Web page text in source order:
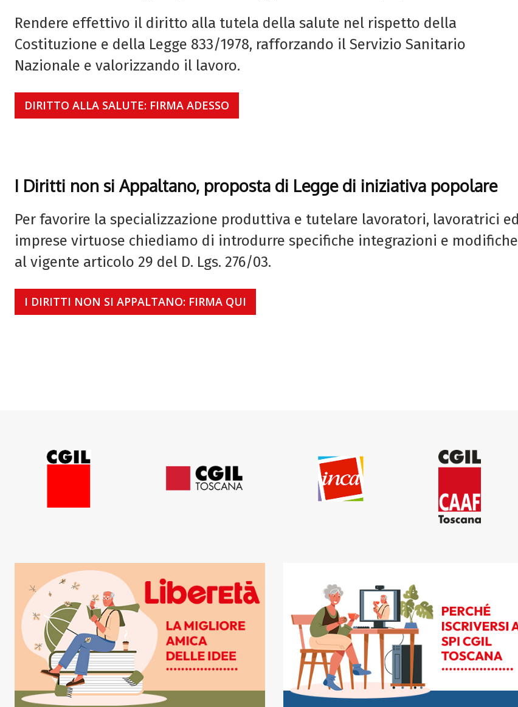
Rendere effettivo il diritto alla tutela della salute nel rispetto della
Costituzione e della Legge 833/1978, rafforzando il Servizio Sanitario
Nazionale e valorizzando il lavoro.
DIRITTO ALLA SALUTE: FIRMA ADESSO
I Diritti non si Appaltano, proposta di Legge di iniziativa popolare
Per favorire la specializzazione produttiva e tutelare lavoratori, lavoratrici ed
imprese virtuose chiediamo di introdurre specifiche integrazioni e modifiche
al vigente articolo 29 del D. Lgs. 276/03.
I DIRITTI NON SI APPALTANO: FIRMA QUI